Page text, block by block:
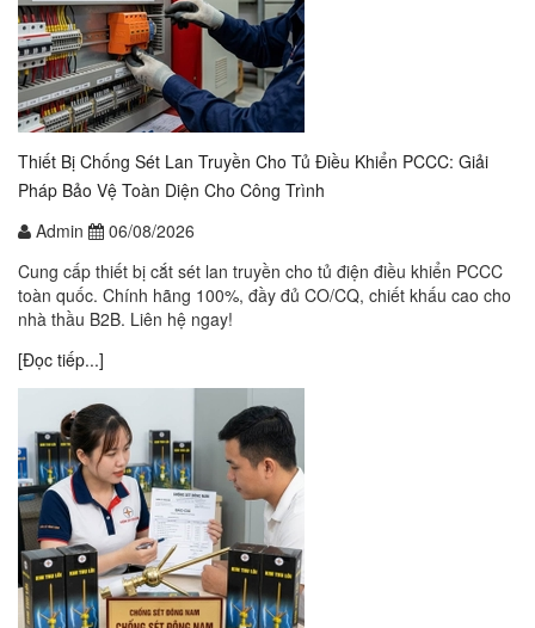
Thiết Bị Chống Sét Lan Truyền Cho Tủ Điều Khiển PCCC: Giải
Pháp Bảo Vệ Toàn Diện Cho Công Trình
Admin
06/08/2026
Cung cấp thiết bị cắt sét lan truyền cho tủ điện điều khiển PCCC
toàn quốc. Chính hãng 100%, đầy đủ CO/CQ, chiết khấu cao cho
nhà thầu B2B. Liên hệ ngay!
[Đọc tiếp...]